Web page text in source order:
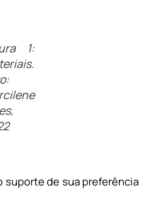
1:
suporte de sua preferência